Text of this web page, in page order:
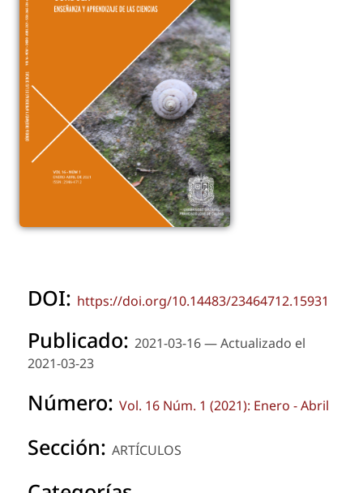
DOI: https://doi.org/10.14483/23464712.15931
Publicado: 2021-03-16 — Actualizado el
2021-03-23
Número: Vol. 16 Núm. 1 (2021): Enero - Abril
Sección: ARTÍCULOS